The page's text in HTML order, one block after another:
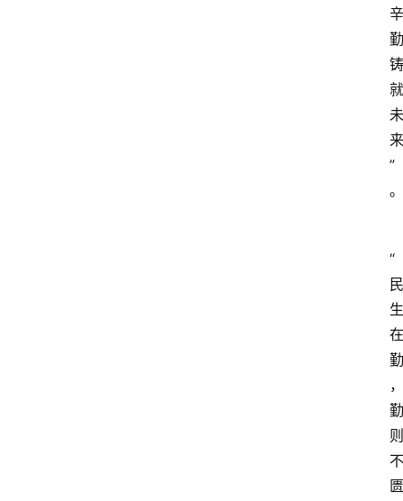
辛
勤
铸
就
未
来
”
。
“
民
生
在
勤
，
勤
则
不
匮